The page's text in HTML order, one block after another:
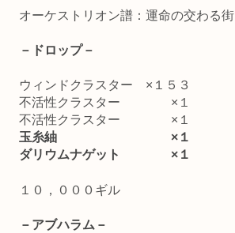
オーケストリオン譜：運命の交わる街
－ドロップ－
ウィンドクラスター ×１５３
不活性クラスター ×１
不活性クラスター ×１
玉糸紬 ×１
ダリウムナゲット ×１
１０，０００ギル
－アブハラム－